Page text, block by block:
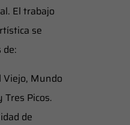
El trabajo
se
Viejo, Mundo
Tres Picos.
de